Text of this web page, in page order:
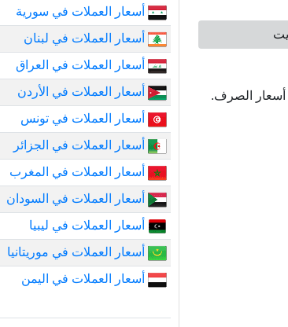
أسعار العملات في سورية
أسعار العملات في لبنان
أسعار العملات في العراق
أسعار العملات في الأردن
أسعار العملات في تونس
أسعار العملات في الجزائر
أسعار العملات في المغرب
أسعار العملات في السودان
أسعار العملات في ليبيا
أسعار العملات في موريتانيا
أسعار العملات في اليمن